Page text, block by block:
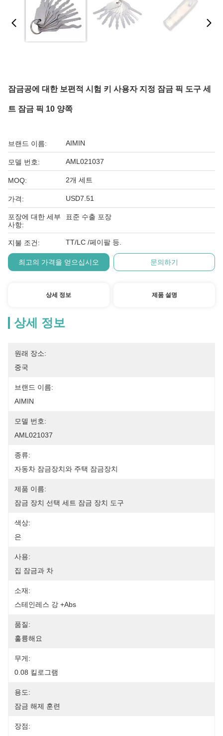
잠금공에 대한 보편적 시험 키 사용자 지정 잠금 픽 도구 세
트 잠금 픽 10 양쪽
브랜드 이름: AIMIN
모델 번호: AML021037
MOQ: 2개 세트
가격: USD7.51
포장에 대한 세부
사항:
표준 수출 포장
지불 조건: TT/LC /페이팔 등.
최고의 가격을 얻으십시오 문의하기
상세 정보 제품 설명
상세 정보
원래 장소:
중국
브랜드 이름:
AIMIN
모델 번호:
AML021037
종류:
자동차 잠금장치와 주택 잠금장치
제품 이름:
잠금 장치 선택 세트 잠금 장치 도구
색상:
은
사용:
집 잠금과 차
소재:
스테인레스 강 +Abs
품질:
훌륭해요
무게:
0.08 킬로그램
용도:
잠금 해제 훈련
장점: